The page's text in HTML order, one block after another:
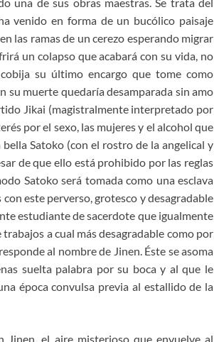
una de sus obras maestras. Se trata del
venido en forma de un bucólico paisaje
las ramas de un cerezo esperando migrar
un colapso que acabará con su vida, no
su último encargo que tome como
su muerte quedaría desamparada sin amo
Jikai (magistralmente interpretado por
por el sexo, las mujeres y el alcohol que
Satoko (con el rostro de la angelical y
de que ello está prohibido por las reglas
Satoko será tomada como una esclava
este perverso, grotesco y desagradable
estudiante de sacerdote que igualmente
a cual más desagradable como por
al nombre de Jinen. Éste se asoma
suelta palabra por su boca y al que le
época convulsa previa al estallido de la
Jinen, el aire misterioso que envuelve al